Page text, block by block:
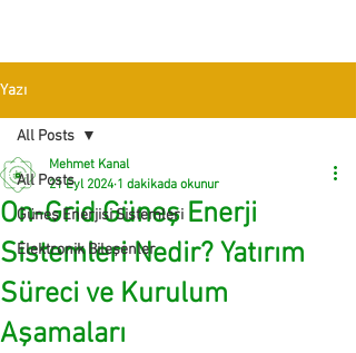
Yazı
All Posts
Güneş Enerjisi Sistemleri
Elektronik Bileşenler
All Posts
On-Grid Güneş Enerji
Sistemleri Nedir? Yatırım
Süreci ve Kurulum
Aşamaları
Mehmet Kanal
21 Eyl 2024 1 dakikada okunur